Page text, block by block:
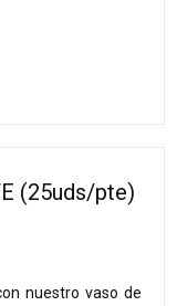
(25uds/pte)
nuestro vaso de